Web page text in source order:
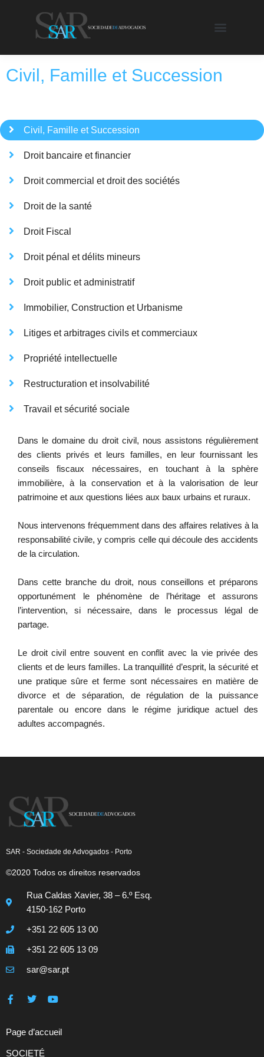
Civil, Famille et Succession
Civil, Famille et Succession
Droit bancaire et financier
Droit commercial et droit des sociétés
Droit de la santé
Droit Fiscal
Droit pénal et délits mineurs
Droit public et administratif
Immobilier, Construction et Urbanisme
Litiges et arbitrages civils et commerciaux
Propriété intellectuelle
Restructuration et insolvabilité
Travail et sécurité sociale
Dans le domaine du droit civil, nous assistons régulièrement
des clients privés et leurs familles, en leur fournissant les
conseils fiscaux nécessaires, en touchant à la sphère
immobilière, à la conservation et à la valorisation de leur
patrimoine et aux questions liées aux baux urbains et ruraux.
Nous intervenons fréquemment dans des affaires relatives à la
responsabilité civile, y compris celle qui découle des accidents
de la circulation.
Dans cette branche du droit, nous conseillons et préparons
opportunément le phénomène de l’héritage et assurons
l’intervention, si nécessaire, dans le processus légal de
partage.
Le droit civil entre souvent en conflit avec la vie privée des
clients et de leurs familles. La tranquillité d’esprit, la sécurité et
une pratique sûre et ferme sont nécessaires en matière de
divorce et de séparation, de régulation de la puissance
parentale ou encore dans le régime juridique actuel des
adultes accompagnés.
SAR - Sociedade de Advogados - Porto
©2020 Todos os direitos reservados
Rua Caldas Xavier, 38 – 6.º Esq.
4150-162 Porto
+351 22 605 13 00
+351 22 605 13 09
sar@sar.pt
Page d’accueil
SOCIETÉ